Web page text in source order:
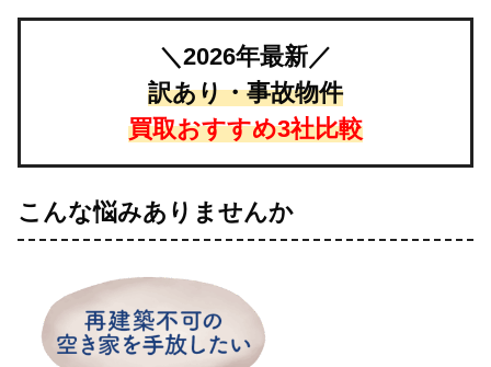
＼2026年最新／
訳あり・事故物件
買取おすすめ3社比較
こんな悩みありませんか